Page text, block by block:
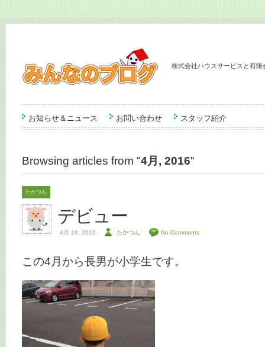
株式会社ハウスサービスと有
お知らせ＆ニュース お問い合わせ スタッフ紹介
Browsing articles from "4月, 2016"
たかつん
デビュー
4月 19, 2016 たかつん No Comments
この4月から長男が小学生です。